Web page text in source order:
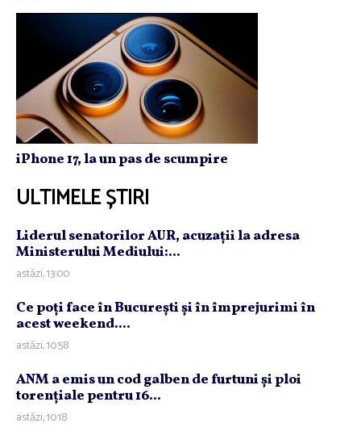
iPhone 17, la un pas de scumpire
ULTIMELE ȘTIRI
Liderul senatorilor AUR, acuzaţii la adresa
Ministerului Mediului:...
astăzi, 13:00
Ce poţi face în Bucureşti şi în împrejurimi în
acest weekend....
astăzi, 10:58
ANM a emis un cod galben de furtuni şi ploi
torenţiale pentru 16...
astăzi, 10:18